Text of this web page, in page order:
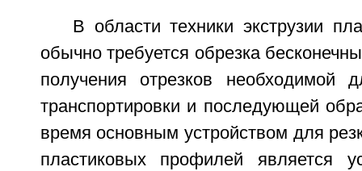
В области техники экструзии
обычно требуется обрезка
получения отрезков необходимой
транспортировки и последующей
время основным устройством для
пластиковых профилей является